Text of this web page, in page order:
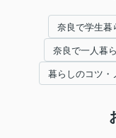
奈良で学生暮
奈良で一人暮
暮らしのコツ・